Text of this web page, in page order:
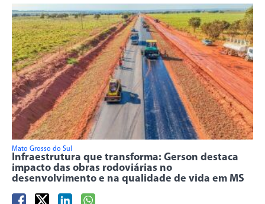
Mato Grosso do Sul
Infraestrutura que transforma: Gerson destaca
impacto das obras rodoviárias no
desenvolvimento e na qualidade de vida em MS